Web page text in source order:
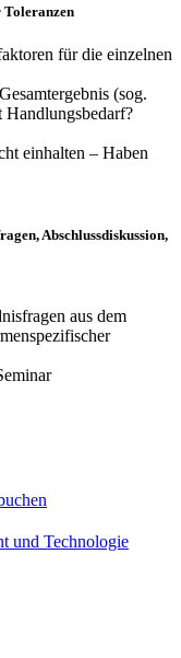
für die einzelnen
(sog.
Handlungsbedarf?
einhalten – Haben
Abschlussdiskussion,
aus dem
und Technologie